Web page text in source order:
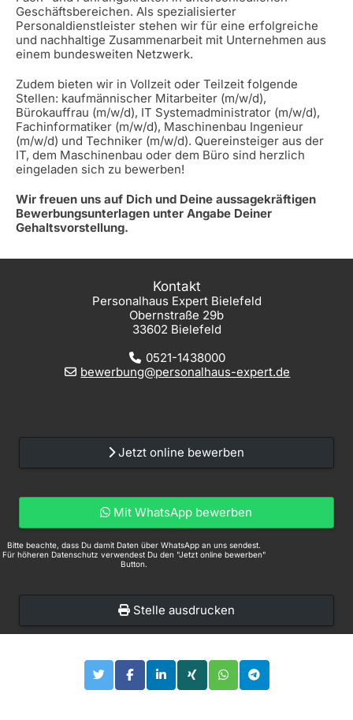
Geschäftsbereichen. Als spezialisierter
Personaldienstleister stehen wir für eine erfolgreiche
und nachhaltige Zusammenarbeit mit Unternehmen aus
einem bundesweiten Netzwerk.
Zudem bieten wir in Vollzeit oder Teilzeit folgende
Stellen: kaufmännischer Mitarbeiter (m/w/d),
Bürokauffrau (m/w/d), IT Systemadministrator (m/w/d),
Fachinformatiker (m/w/d), Maschinenbau Ingenieur
(m/w/d) und Techniker (m/w/d). Quereinsteiger aus der
IT, dem Maschinenbau oder dem Büro sind herzlich
eingeladen sich zu bewerben!
Wir freuen uns auf Dich und Deine aussagekräftigen
Bewerbungsunterlagen unter Angabe Deiner
Gehaltsvorstellung.
Kontakt
Personalhaus Expert Bielefeld
Obernstraße 29b
33602 Bielefeld
0521-1438000
bewerbung@personalhaus-expert.de
Jetzt online bewerben
Mit WhatsApp bewerben
Bitte beachte, dass Du damit Daten über WhatsApp an uns sendest.
Für höheren Datenschutz verwendest Du den "Jetzt online bewerben"
Button.
Stelle ausdrucken